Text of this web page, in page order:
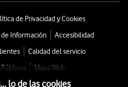
de Privacidad y Cookies
Información
Accesibilidad
Calidad del servicio
Mapa Web
lo de las cookies